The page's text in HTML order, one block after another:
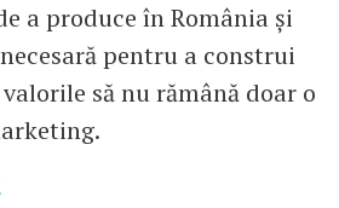
a produce în România și
pentru a construi
să nu rămână doar o